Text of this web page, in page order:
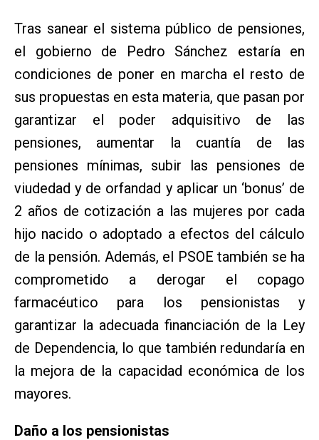
Tras sanear el sistema público de pensiones,
el gobierno de Pedro Sánchez estaría en
condiciones de poner en marcha el resto de
sus propuestas en esta materia, que pasan por
garantizar el poder adquisitivo de las
pensiones, aumentar la cuantía de las
pensiones mínimas, subir las pensiones de
viudedad y de orfandad y aplicar un ‘bonus’ de
2 años de cotización a las mujeres por cada
hijo nacido o adoptado a efectos del cálculo
de la pensión. Además, el PSOE también se ha
comprometido a derogar el copago
farmacéutico para los pensionistas y
garantizar la adecuada financiación de la Ley
de Dependencia, lo que también redundaría en
la mejora de la capacidad económica de los
mayores.
Daño a los pensionistas